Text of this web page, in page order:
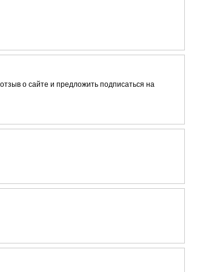
о сайте и предложить подписаться на